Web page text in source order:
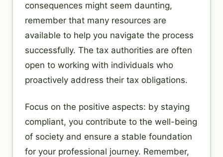
consequences might seem daunting,
remember that many resources are
available to help you navigate the process
successfully. The tax authorities are often
open to working with individuals who
proactively address their tax obligations.
Focus on the positive aspects: by staying
compliant, you contribute to the well-being
of society and ensure a stable foundation
for your professional journey. Remember,